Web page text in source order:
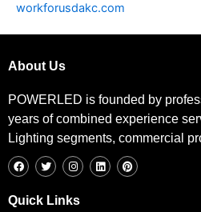
workforusdakc.com
About Us
POWERLED is founded by
years of combined experience
Lighting segments, commercial
a
c
o
w
i
t
e
n
s
g
i
n
i
n
Quick Links